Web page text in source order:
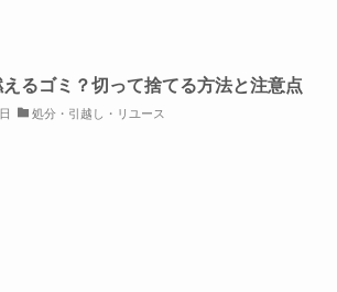
るゴミ？切って捨てる方法と注意点
処分・引越し・リユース